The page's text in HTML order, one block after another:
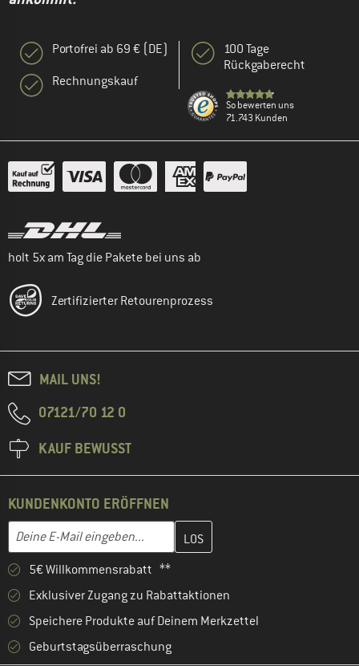
Portofrei ab 69 € (DE)
Rechnungskauf
100 Tage
Rückgaberecht
So bewerten uns
71.743 Kunden
holt 5x am Tag die Pakete bei uns ab
Zertifizierter Retourenprozess
MAIL UNS!
07121/70 12 0
KAUF BEWUSST
KUNDENKONTO ERÖFFNEN
E-Mail-Adresse
Gib hier deine E-Mail-Adresse ein und erstelle im nächsten
5€ Willkommensrabatt **
Exklusiver Zugang zu Rabattaktionen
Speichere Produkte auf Deinem Merkzettel
Geburtstagsüberraschung